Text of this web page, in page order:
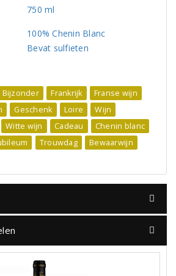
750 ml
100% Chenin Blanc
Bevat sulfieten
Bijzonder Frankrijk
Franse wijn
Geschenk Loire
Wijn
Witte wijn Cadeau
Chenin blanc
Trouwdag
Bewaarwijn